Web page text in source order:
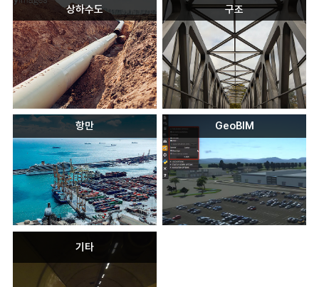
상하수도 구조
항만 GeoBIM
기타